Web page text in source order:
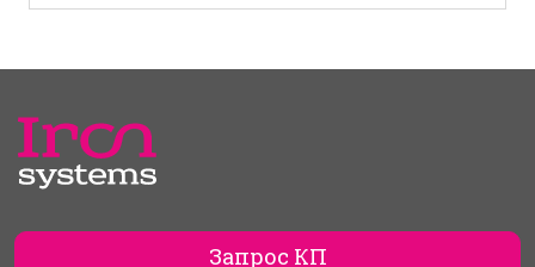
Запрос КП